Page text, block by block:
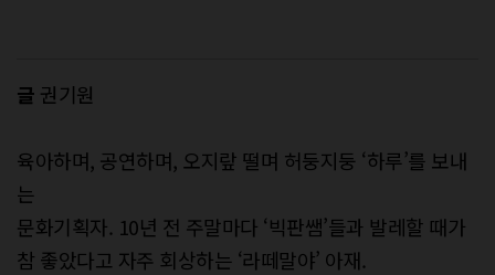
글 권기원
육아하며, 공연하며, 오지랖 떨며 허둥지둥 ‘하루’를 보내
는
문화기획자. 10년 전 주말마다 ‘빅판쌤’들과 발레할 때가
참 좋았다고 자주 회상하는 ‘라떼말야’ 아재.